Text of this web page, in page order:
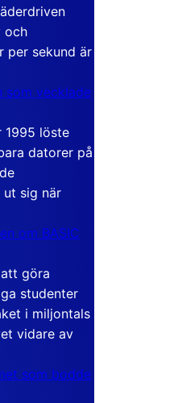
och
per sekund är
som vecklade
1995 löste
datorer på
sig när
om BASIC
göra
studenter
i miljontals
vidare av
som bodde